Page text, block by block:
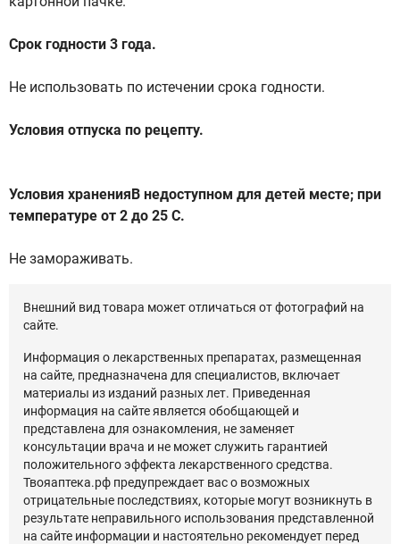
Срок годности 3 года.
Не использовать по истечении срока годности.
Условия отпуска по рецепту.
Условия храненияВ недоступном для детей месте; при
температуре от 2 до 25 С.
Не замораживать.
Внешний вид товара может отличаться от фотографий на
сайте.
Информация о лекарственных препаратах, размещенная
на сайте, предназначена для специалистов, включает
материалы из изданий разных лет. Приведенная
информация на сайте является обобщающей и
представлена для ознакомления, не заменяет
консультации врача и не может служить гарантией
положительного эффекта лекарственного средства.
Твояаптека.рф предупреждает вас о возможных
отрицательные последствиях, которые могут возникнуть в
результате неправильного использования представленной
на сайте информации и настоятельно рекомендует перед